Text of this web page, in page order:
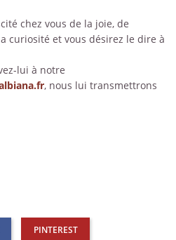
chez vous de la joie, de
curiosité et vous désirez le dire à
lui à notre
, nous lui transmettrons
PINTEREST